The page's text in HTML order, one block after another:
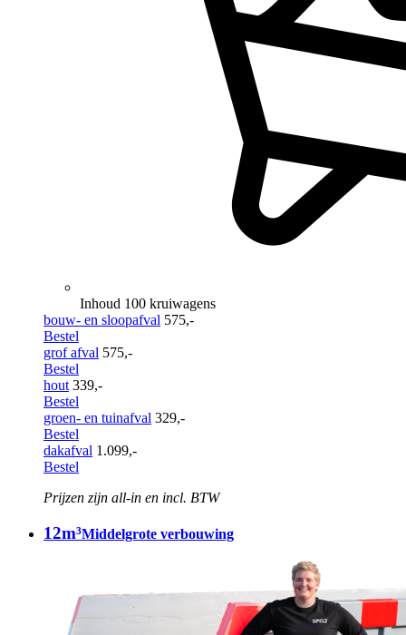
Inhoud 100 kruiwagens
bouw- en sloopafval 575,-
Bestel
grof afval 575,-
Bestel
hout 339,-
Bestel
groen- en tuinafval 329,-
Bestel
dakafval 1.099,-
Bestel
Prijzen zijn all-in en incl. BTW
12m³Middelgrote verbouwing